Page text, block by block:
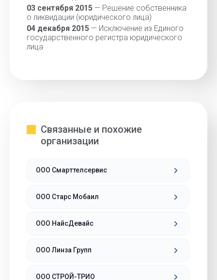
03 сентября 2015 — Решение собственника
о ликвидации (юридического лица)
04 декабря 2015 — Исключение из Единого
государственного регистра юридического
лица
Связанные и похожие
организации
ООО Смарттелсервис
ООО Старс Мобаил
ООО НайсДевайс
ООО Линза Групп
ООО СТРОЙ-ТРИО